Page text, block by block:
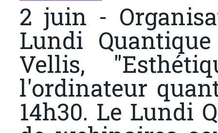
2 juin -
Lundi
Vellis,
l'ordinateur
14h30. Le Lundi